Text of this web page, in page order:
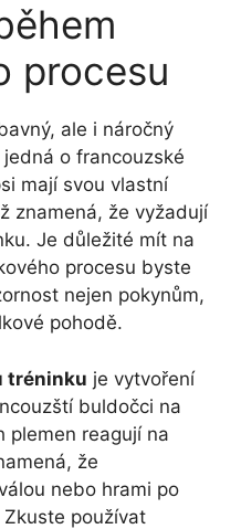
procesu
ale i náročný
o francouzské
mají svou vlastní
znamená, že vyžadují
Je důležité mít na
procesu byste
nejen pokynům,
pohodě.
tréninku je vytvoření
buldočci na
plemen reagují na
že
nebo hrami po
používat